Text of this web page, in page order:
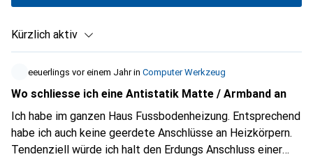
Kürzlich aktiv
eeuerlings vor einem Jahrin Computer Werkzeug
Wo schliesse ich eine Antistatik Matte / Armband an
Ich habe im ganzen Haus Fussbodenheizung. Entsprechend
habe ich auch keine geerdete Anschlüsse an Heizkörpern.
Tendenziell würde ich halt den Erdungs Anschluss einer